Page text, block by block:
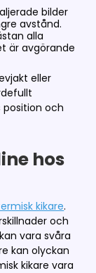
bilder
avstånd.
alla
är avgörande
eller
och
hos
kikare.
och
vara svåra
kan olyckan
kikare vara